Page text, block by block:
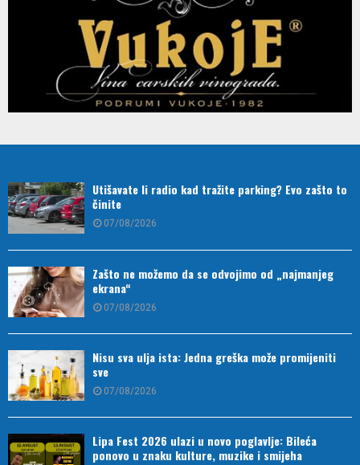
Utišavate li radio kad tražite parking? Evo zašto to
činite
07/08/2026
Zašto ne možemo da se odvojimo od „najmanjeg
ekrana“
07/08/2026
Nisu sva ulja ista: Jedna greška može promijeniti
sve
07/08/2026
Lipa Fest 2026 ulazi u novo poglavlje: Bileća
ponovo u znaku kulture, muzike i smijeha